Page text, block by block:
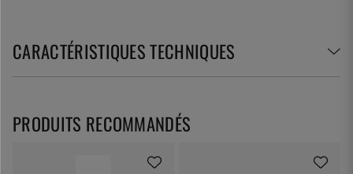
CARACTÉRISTIQUES TECHNIQUES
PRODUITS RECOMMANDÉS